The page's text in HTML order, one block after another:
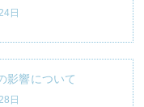
日
影響について
日